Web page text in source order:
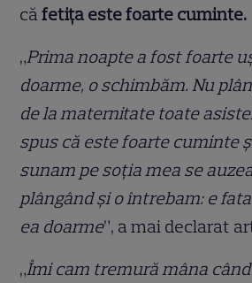
căfetița este foarte cuminte.
„Prima noapte a fost foarte
doarme, o schimbăm. Nu
de la maternitate toate
spus că este foarte cuminte
sunam pe soția mea se
plângând și o întrebam: e
ea doarme”, a mai declarat
„Îmi cam tremură mâna